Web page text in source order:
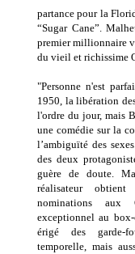
partance pour la
“Sugar Cane”.
premier millionnaire
du vieil et richissime
"Personne n'est
1950, la libération
l'ordre du jour, mais
une comédie sur la
l’ambiguïté des
des deux
guère de doute.
réalisateur
nominations aux
exceptionnel au
érigé des garde-
temporelle, mais